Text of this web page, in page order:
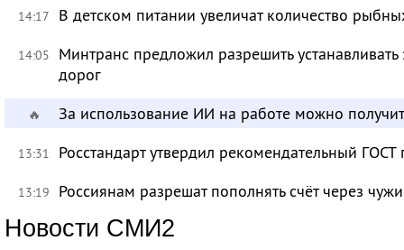
14:17 В детском питании увеличат количество
14:05
Минтранс предложил разрешить
дорог
🔥 За использование ИИ на работе можно
13:31 Росстандарт утвердил рекомендательный
13:19 Россиянам разрешат пополнять счёт через
Новости СМИ2